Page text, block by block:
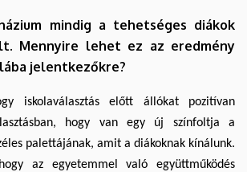
mindig a tehetséges diákok
Mennyire lehet ez az eredmény
jelentkezőkre?
iskolaválasztás előtt állókat pozitívan
hogy van egy új színfoltja a
palettájának, amit a diákoknak kínálunk.
az egyetemmel való együttműködés